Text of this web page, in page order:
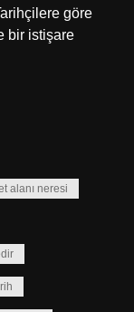
göre
bir istişare
alanı neresi